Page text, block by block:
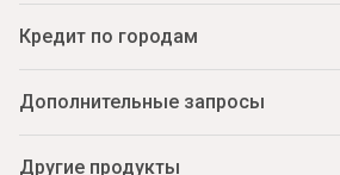
Кредит по городам
Дополнительные запросы
Другие продукты